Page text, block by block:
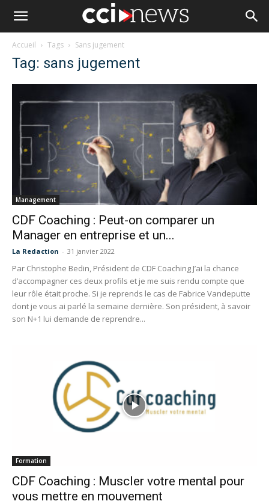
Accueil Tags Sans jugement
Tag: sans jugement
Management
CDF Coaching : Peut-on comparer un
Manager en entreprise et un...
La Redaction - 31 janvier 2022
Par Christophe Bedin, Président de CDF Coaching J’ai la chance
d’accompagner ces deux profils et je me suis rendu compte que
leur rôle était proche. Si je reprends le cas de Fabrice Vandeputte
dont je vous ai parlé la semaine dernière. Son président, à savoir
son N+1 lui demande de reprendre...
Formation
CDF Coaching : Muscler votre mental pour
vous mettre en mouvement